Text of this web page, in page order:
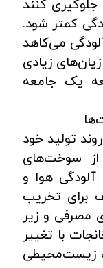
جلوگیری کنند
کمتر شود.
می‌کاهد
زیادی
یک جامعه
تولید خود
از سوخت‌های
آلودگی هوا و
برای تخریب
مصرفی و زیر
با تغییر
زیست‌محیطی